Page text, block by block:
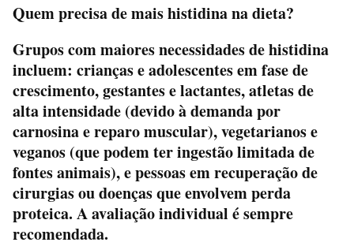
Quem precisa de mais histidina na dieta?
Grupos com maiores necessidades de histidina
incluem: crianças e adolescentes em fase de
crescimento, gestantes e lactantes, atletas de
alta intensidade (devido à demanda por
carnosina e reparo muscular), vegetarianos e
veganos (que podem ter ingestão limitada de
fontes animais), e pessoas em recuperação de
cirurgias ou doenças que envolvem perda
proteica. A avaliação individual é sempre
recomendada.